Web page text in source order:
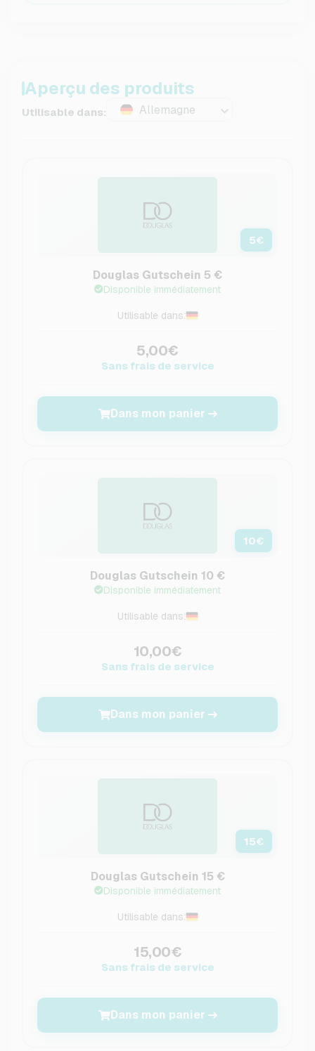
Aperçu des produits
Utilisable dans: Allemagne
5€
Douglas Gutschein 5 €
Disponible immédiatement
Utilisable dans:
5,00€
Sans frais de service
Dans mon panier
10€
Douglas Gutschein 10 €
Disponible immédiatement
Utilisable dans:
10,00€
Sans frais de service
Dans mon panier
15€
Douglas Gutschein 15 €
Disponible immédiatement
Utilisable dans:
15,00€
Sans frais de service
Dans mon panier